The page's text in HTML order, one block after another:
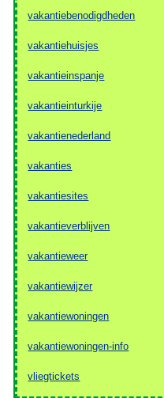
vakantiebenodigdheden
vakantiehuisjes
vakantieinspanje
vakantieinturkije
vakantienederland
vakanties
vakantiesites
vakantieverblijven
vakantieweer
vakantiewijzer
vakantiewoningen
vakantiewoningen-info
vliegtickets